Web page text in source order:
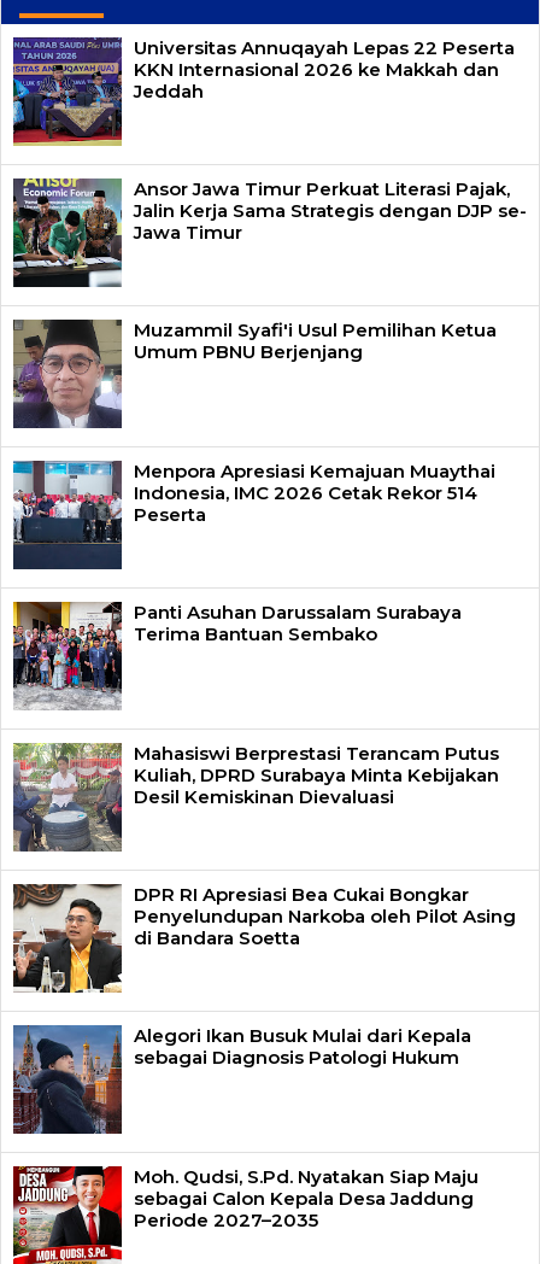
Universitas Annuqayah Lepas 22 Peserta
KKN Internasional 2026 ke Makkah dan
Jeddah
Ansor Jawa Timur Perkuat Literasi Pajak,
Jalin Kerja Sama Strategis dengan DJP se-
Jawa Timur
Muzammil Syafi'i Usul Pemilihan Ketua
Umum PBNU Berjenjang
Menpora Apresiasi Kemajuan Muaythai
Indonesia, IMC 2026 Cetak Rekor 514
Peserta
Panti Asuhan Darussalam Surabaya
Terima Bantuan Sembako
Mahasiswi Berprestasi Terancam Putus
Kuliah, DPRD Surabaya Minta Kebijakan
Desil Kemiskinan Dievaluasi
DPR RI Apresiasi Bea Cukai Bongkar
Penyelundupan Narkoba oleh Pilot Asing
di Bandara Soetta
Alegori Ikan Busuk Mulai dari Kepala
sebagai Diagnosis Patologi Hukum
Moh. Qudsi, S.Pd. Nyatakan Siap Maju
sebagai Calon Kepala Desa Jaddung
Periode 2027–2035